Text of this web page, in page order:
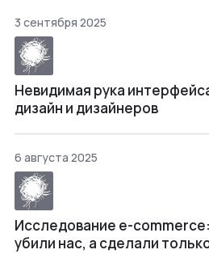
3 сентября 2025
Невидимая рука
дизайн и дизайнеров
6 августа 2025
Исследование e-
убили нас, а сделали